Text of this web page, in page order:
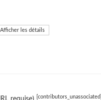
Afficher les détails
[contributors_unassociated]